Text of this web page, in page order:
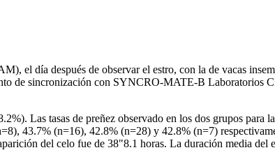
el día después de observar el estro, con la de vacas
de sincronización con SYNCRO-MATE-B Laboratorios
Las tasas de preñez observado en los dos grupos para
43.7% (n=16), 42.8% (n=28) y 42.8% (n=7)
del celo fue de 38"8.1 horas. La duración media del